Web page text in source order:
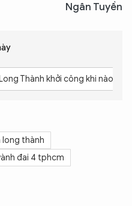
Ngân Tuyền
Thành khởi công khi nào?
thành
đai 4 tphcm